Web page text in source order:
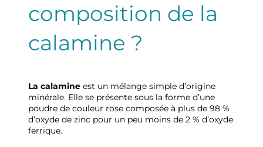
composition de la
calamine ?
La calamine est un mélange simple d’origine
minérale. Elle se présente sous la forme d’une
poudre de couleur rose composée à plus de 98 %
d’oxyde de zinc pour un peu moins de 2 % d’oxyde
ferrique.